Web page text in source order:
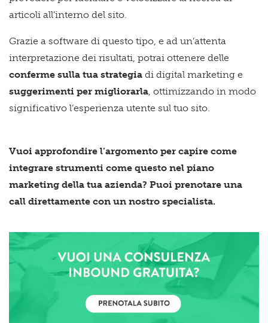
articoli all’interno del sito.
Grazie a software di questo tipo, e ad un’attenta
interpretazione dei risultati, potrai ottenere delle
conferme sulla tua strategia di digital marketing e
suggerimenti per migliorarla, ottimizzando in modo
significativo l’esperienza utente sul tuo sito.
Vuoi approfondire l’argomento per capire come
integrare strumenti come questo nel piano
marketing della tua azienda? Puoi prenotare una
call direttamente con un nostro specialista.